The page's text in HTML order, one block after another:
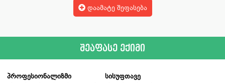
დაამატე შეფასება
შეაფასე ექიმი
პროფესიონალიზმი სისუფთავე